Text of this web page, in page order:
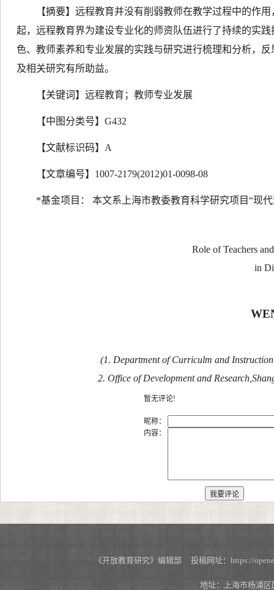
【摘要】 远程教育并没有削弱教师在教学过程中的作
起，远程教育界为建设专业化的师资队伍进行了持续的实
色、教师素养和专业发展的实践与研究进行梳理和分析，
及相关研究有所助益。
【关键词】 远程教育；教师专业发展
【中图分类号】 G432
【文献标识码】 A
【文章编号】 1007-2179(2012)01-0098-08
*基金项目： 本文系上海市教委教育科学研究项目“现
Role of Teachers
in
(1. Department of Curriculm and
2. Office of Development and
暂无评论!
昵称：
内容：
《开放教育研究》编辑部 投稿网址：https://
地址：上海市杨浦